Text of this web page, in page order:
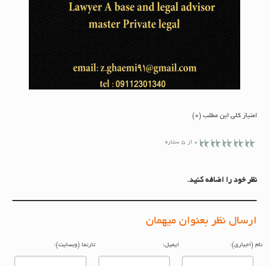
امتیاز کلی این مطلب (0)
0 از 5 ستاره
نظر خود را اضافه کنید.
ارسال نظر بعنوان میهمان
(اجباری): ایمیل: تارنما (وبسایت):